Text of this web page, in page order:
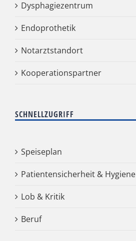
Dysphagiezentrum
Endoprothetik
Notarztstandort
Kooperationspartner
SCHNELLZUGRIFF
Speiseplan
Patientensicherheit & Hygiene
Lob & Kritik
Beruf